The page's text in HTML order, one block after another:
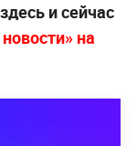
и сейчас
на